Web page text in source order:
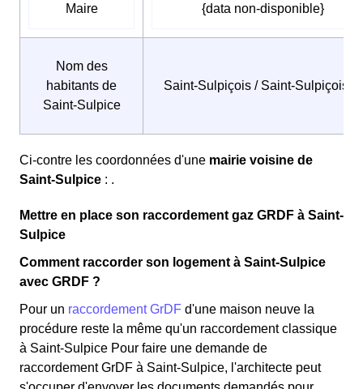
Maire {data non-disponible}
Nom des
habitants de
Saint-Sulpice
Saint-Sulpiçois / Saint-Sulpiçoises
Ci-contre les coordonnées d'une mairie voisine de
Saint-Sulpice : .
Mettre en place son raccordement gaz GRDF à Saint-
Sulpice
Comment raccorder son logement à Saint-Sulpice
avec GRDF ?
Pour un raccordement GrDF d'une maison neuve la
procédure reste la même qu'un raccordement classique
à Saint-Sulpice Pour faire une demande de
raccordement GrDF à Saint-Sulpice, l'architecte peut